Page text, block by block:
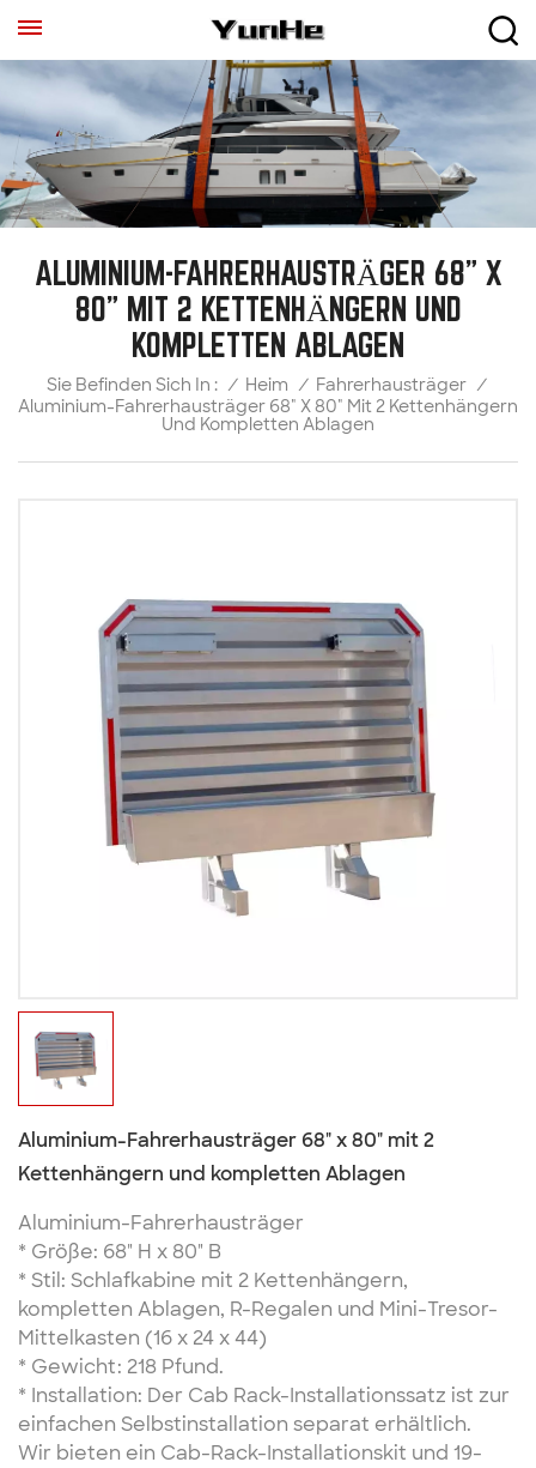
ALUMINIUM-FAHRERHAUSTRÄGER 68" X
80" MIT 2 KETTENHÄNGERN UND
KOMPLETTEN ABLAGEN
Sie Befinden Sich In : / Heim / Fahrerhausträger /
Aluminium-Fahrerhausträger 68" X 80" Mit 2 Kettenhängern
Und Kompletten Ablagen
Aluminium-Fahrerhausträger 68" x 80" mit 2
Kettenhängern und kompletten Ablagen
Aluminium-Fahrerhausträger
* Größe: 68" H x 80" B
* Stil: Schlafkabine mit 2 Kettenhängern,
kompletten Ablagen, R-Regalen und Mini-Tresor-
Mittelkasten (16 x 24 x 44)
* Gewicht: 218 Pfund.
* Installation: Der Cab Rack-Installationssatz ist zur
einfachen Selbstinstallation separat erhältlich.
Wir bieten ein Cab-Rack-Installationskit und 19-